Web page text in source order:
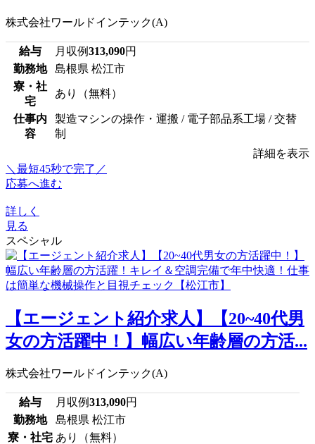
株式会社ワールドインテック(A)
給与 月収例313,090円
勤務地
島根県 松江市
寮・社
宅
あり（無料）
仕事内
容
製造マシンの操作・運搬 / 電子部品系工場 / 交替
制
詳細を表示
＼最短45秒で完了／
応募へ進む
詳しく
見る
スペシャル
【エージェント紹介求人】【20~40代男
女の方活躍中！】幅広い年齢層の方活...
株式会社ワールドインテック(A)
給与 月収例313,090円
勤務地
島根県 松江市
寮・社宅 あり（無料）